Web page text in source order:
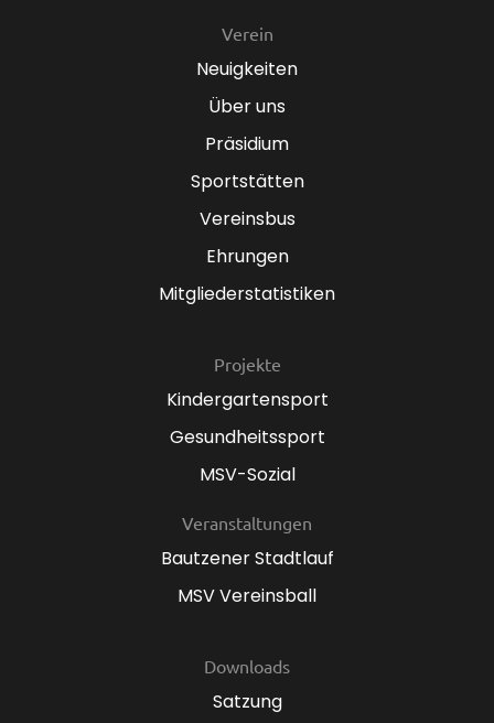
Verein
Neuigkeiten
Über uns
Präsidium
Sportstätten
Vereinsbus
Ehrungen
Mitgliederstatistiken
Projekte
Kindergartensport
Gesundheitssport
MSV-Sozial
Veranstaltungen
Bautzener Stadtlauf
MSV Vereinsball
Downloads
Satzung